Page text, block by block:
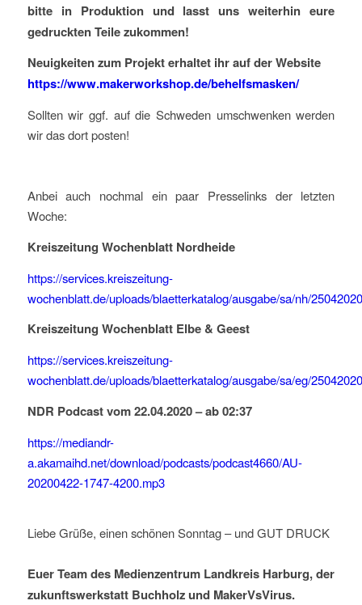
bitte in Produktion und lasst uns weiterhin eure
gedruckten Teile zukommen!
Neuigkeiten zum Projekt erhaltet ihr auf der Website
https://www.makerworkshop.de/behelfsmasken/
Sollten wir ggf. auf die Schweden umschwenken werden
wir das dort posten!
Anbei auch nochmal ein paar Presselinks der letzten
Woche:
Kreiszeitung Wochenblatt Nordheide
https://services.kreiszeitung-
wochenblatt.de/uploads/blaetterkatalog/ausgabe/sa/nh/
Kreiszeitung Wochenblatt Elbe & Geest
https://services.kreiszeitung-
wochenblatt.de/uploads/blaetterkatalog/ausgabe/sa/eg/
NDR Podcast vom 22.04.2020 – ab 02:37
https://mediandr-
a.akamaihd.net/download/podcasts/podcast4660/AU-
20200422-1747-4200.mp3
Liebe Grüße, einen schönen Sonntag – und GUT DRUCK
Euer Team des Medienzentrum Landkreis Harburg, der
zukunftswerkstatt Buchholz und MakerVsVirus.